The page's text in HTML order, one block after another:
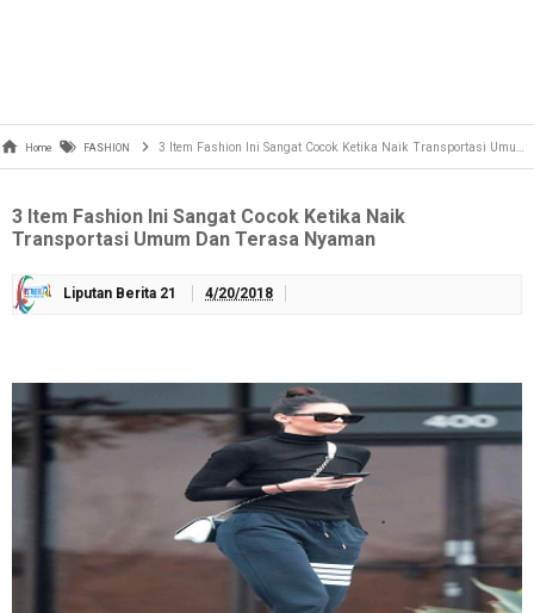
Home FASHION 3 Item Fashion Ini Sangat Cocok Ketika Naik Transportasi Umum Dan Terasa Nyaman
3 Item Fashion Ini Sangat Cocok Ketika Naik
Transportasi Umum Dan Terasa Nyaman
Liputan Berita 21 4/20/2018